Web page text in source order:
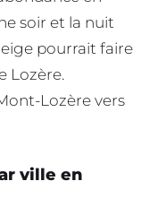
soir et la nuit
pourrait faire
Lozère.
Lozère vers
ville en